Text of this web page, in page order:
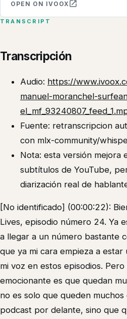
OPEN ON IVOOX
TRANSCRIPT
Transcripción
Audio: https://
manuel-moranchel-
Fuente: retranscripcion
con mlx-community/
Nota: esta versión mejora
subtítulos de YouTube,
diarización real de
[No identificado] (00:00:22):
Lives, episodio número 24. Ya
a llegar a un número bastante
que ya mi cara empieza a
mi voz en estos episodios.
emocionante es que quedan
no es solo que queden muchos
podcast por delante, sino que